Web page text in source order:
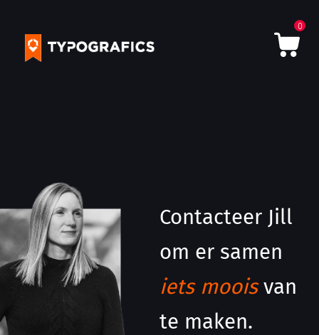
0
Contacteer Jill
om er samen
iets mooisvan
te maken.